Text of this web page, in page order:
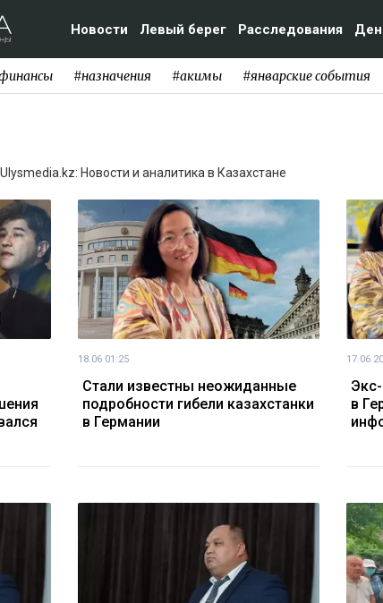
Новости Левый берег Расследования
#назначения #акимы #январские события
Новости и аналитика в Казахстане
18.06 01:25
Стали известны неожиданные
подробности гибели казахстанки
в Германии
17.06
в